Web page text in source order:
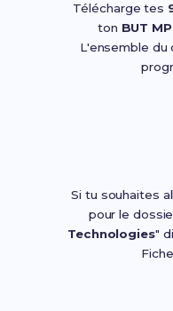
Télécharge tes
ton BUT MP
L'ensemble du
Si tu souhaites
pour le
Technologies"